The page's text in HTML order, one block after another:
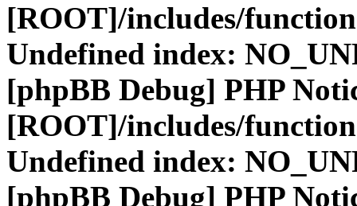
[ROOT]/includes/
Undefined index:
[phpBB Debug] PHP
[ROOT]/includes/
Undefined index:
[phpBB Debug] PHP